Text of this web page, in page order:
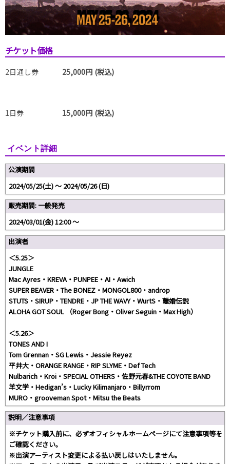
チケット価格
2日通し券 25,000円 (税込)
1日券 15,000円 (税込)
イベント詳細
公演期間
2024/05/25(土) 〜 2024/05/26 (日)
販売期間: 一般発売
2024/03/01(金) 12:00 〜
出演者
＜5.25＞
JUNGLE
Mac Ayres・KREVA・PUNPEE・AI・Awich
SUPER BEAVER・The BONEZ・MONGOL800・androp
STUTS・SIRUP・TENDRE・JP THE WAVY・WurtS・離婚伝説
ALOHA GOT SOUL （Roger Bong・Oliver Seguin・Max High）
＜5.26＞
TONES AND I
Tom Grennan・SG Lewis・Jessie Reyez
平井大・ORANGE RANGE・RIP SLYME・Def Tech
Nulbarich・Kroi・SPECIAL OTHERS・佐野元春&THE COYOTE BAND
羊文学・Hedigan’s・Lucky Kilimanjaro・Billyrrom
MURO・grooveman Spot・Mitsu the Beats
説明／注意事項
※チケット購入前に、必ずオフィシャルホームページにて注意事項等を
ご確認ください。
※出演アーティスト変更による払い戻しはいたしません。